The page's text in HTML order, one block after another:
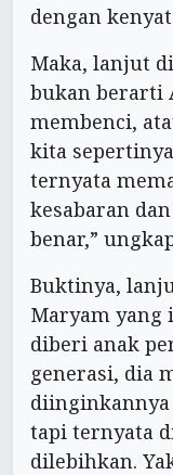
dengan
Maka, lanjut
bukan berarti
membenci,
kita
ternyata
kesabaran
benar,”
Buktinya,
Maryam
diberi anak
generasi, dia
tapi ternyata
dilebihkan.